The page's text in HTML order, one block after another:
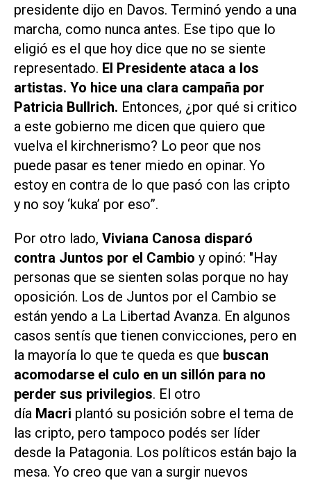
presidente dijo en Davos. Terminó yendo a una
marcha, como nunca antes. Ese tipo que lo
eligió es el que hoy dice que no se siente
representado. El Presidente ataca a los
artistas. Yo hice una clara campaña por
Patricia Bullrich. Entonces, ¿por qué si critico
a este gobierno me dicen que quiero que
vuelva el kirchnerismo? Lo peor que nos
puede pasar es tener miedo en opinar. Yo
estoy en contra de lo que pasó con las cripto
y no soy ‘kuka’ por eso”.
Por otro lado, Viviana Canosa disparó
contra Juntos por el Cambio y opinó: "Hay
personas que se sienten solas porque no hay
oposición. Los de Juntos por el Cambio se
están yendo a La Libertad Avanza. En algunos
casos sentís que tienen convicciones, pero en
la mayoría lo que te queda es que buscan
acomodarse el culo en un sillón para no
perder sus privilegios. El otro
día Macri plantó su posición sobre el tema de
las cripto, pero tampoco podés ser líder
desde la Patagonia. Los políticos están bajo la
mesa. Yo creo que van a surgir nuevos